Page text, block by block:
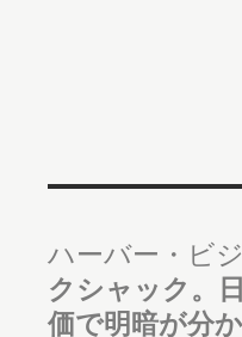
ハーバー・ビ
クシャック。
価で明暗が分